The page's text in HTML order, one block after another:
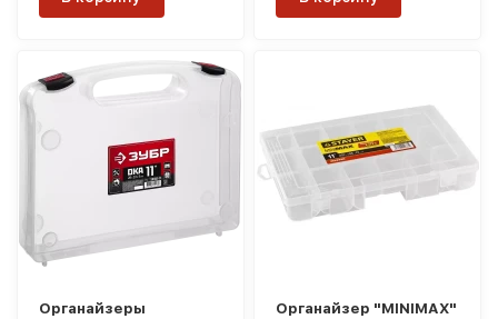
Органайзеры
Органайзер "MINIMAX"